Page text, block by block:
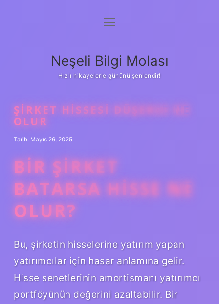
Anasayfa
Yasal Uyarı
menüyü
Neşeli Bilgi Molası
Hızlı hikayelerle gününü şenlendir!
ŞIRKET HISSESI DÜŞERSE NE
OLUR
Tarih: Mayıs 26, 2025
BIR ŞIRKET
BATARSA HISSE NE
OLUR?
Bu, şirketin hisselerine yatırım yapan
yatırımcılar için hasar anlamına gelir.
Hisse senetlerinin amortismanı yatırımcı
portföyünün değerini azaltabilir. Bir